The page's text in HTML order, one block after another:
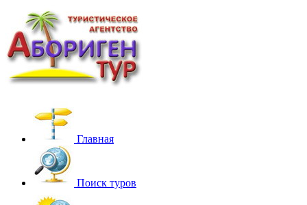
Главная
Поиск туров